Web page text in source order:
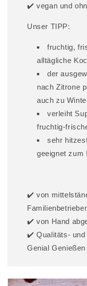
✔️ vegan und
Unser TIPP:
fruchtig,
alltägliche
der
nach Zitrone
auch zu
verleiht
fruchtig-
sehr
geeignet zum
✔️ von
✔️ von Hand
✔️ Qualitäts- und
Genial Genießen